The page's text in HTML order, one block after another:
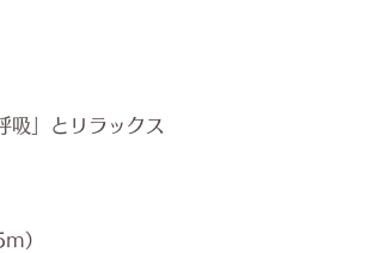
吸」とリラックス
）